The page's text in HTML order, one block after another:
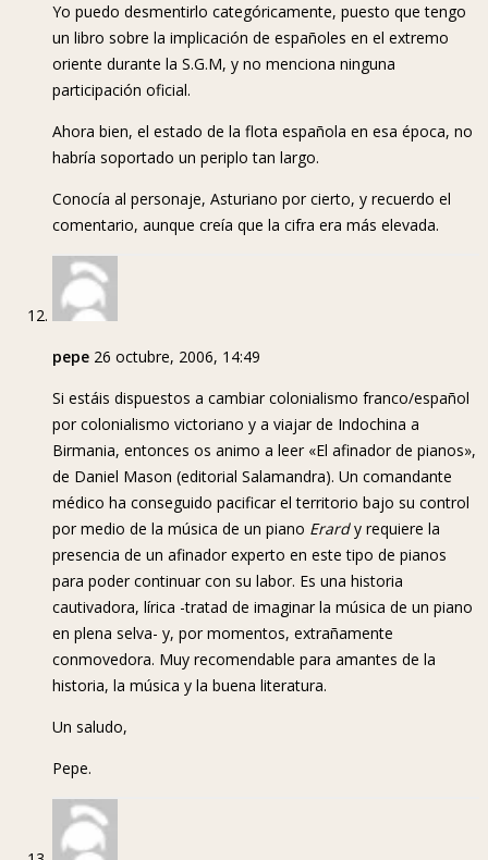
Yo puedo desmentirlo categóricamente, puesto que tengo
un libro sobre la implicación de españoles en el extremo
oriente durante la S.G.M, y no menciona ninguna
participación oficial.
Ahora bien, el estado de la flota española en esa época, no
habría soportado un periplo tan largo.
Conocía al personaje, Asturiano por cierto, y recuerdo el
comentario, aunque creía que la cifra era más elevada.
pepe 26 octubre, 2006, 14:49
Si estáis dispuestos a cambiar colonialismo franco/español
por colonialismo victoriano y a viajar de Indochina a
Birmania, entonces os animo a leer «El afinador de pianos»,
de Daniel Mason (editorial Salamandra). Un comandante
médico ha conseguido pacificar el territorio bajo su control
por medio de la música de un piano Erardy requiere la
presencia de un afinador experto en este tipo de pianos
para poder continuar con su labor. Es una historia
cautivadora, lírica -tratad de imaginar la música de un piano
en plena selva- y, por momentos, extrañamente
conmovedora. Muy recomendable para amantes de la
historia, la música y la buena literatura.
Un saludo,
Pepe.